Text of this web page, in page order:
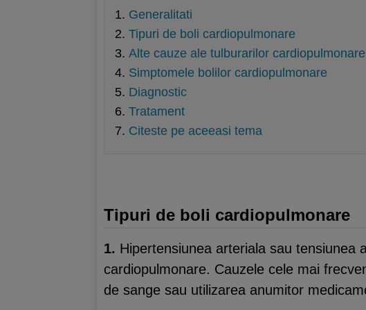
Generalitati
Tipuri de boli cardiopulmonare
Alte cauze ale tulburarilor cardiopulmonare
Simptomele bolilor cardiopulmonare
Diagnostic
Tratament
Citeste pe aceeasi tema
Tipuri de boli cardiopulmonare
1. Hipertensiunea arteriala sau tensiunea
cardiopulmonare. Cauzele cele mai
de sange sau utilizarea anumitor